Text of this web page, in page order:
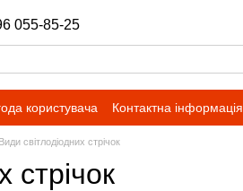
055-85-25
користувача Контактна інформація
Види світлодіодних стрічок
стрічок